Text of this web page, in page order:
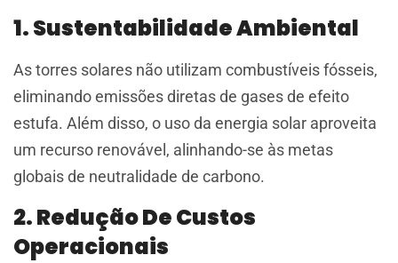
1. Sustentabilidade Ambiental
As torres solares não utilizam combustíveis fósseis,
eliminando emissões diretas de gases de efeito
estufa. Além disso, o uso da energia solar aproveita
um recurso renovável, alinhando-se às metas
globais de neutralidade de carbono.
2. Redução De Custos
Operacionais